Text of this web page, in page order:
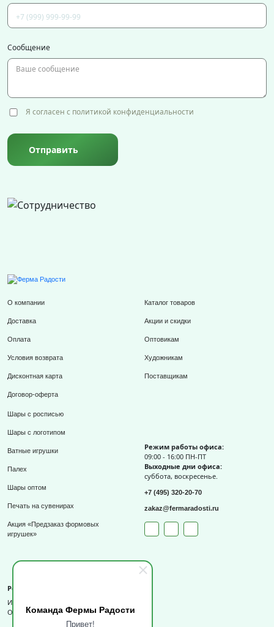
Команда Фермы Радости
Привет!
Сообщение
Я согласен с политикой конфиденциальности
Отправить
О компании
Доставка
Оплата
Условия возврата
Дисконтная карта
Договор-оферта
Каталог товаров
Акции и скидки
Оптовикам
Художникам
Поставщикам
Шары с росписью
Шары с логотипом
Ватные игрушки
Палех
Шары оптом
Печать на сувенирах
Акция «Предзаказ формовых
игрушек»
Режим работы офиса:
09:00 - 16:00 ПН-ПТ
Выходные дни офиса:
суббота, воскресенье.
+7 (495) 320-20-70
zakaz@fermaradosti.ru
Реквизиты
ИП Слизов Е.П.
ОГРНИП: 324508100709727,